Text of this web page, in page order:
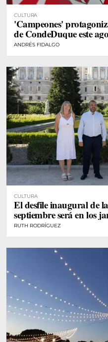
CULTURA
'Campeones'
de CondeDuque este
ANDRÉS FIDALGO
CULTURA
El desfile inaugural de
septiembre será en los
RUTH RODRÍGUEZ